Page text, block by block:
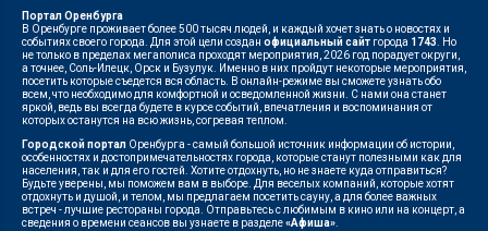
Портал Оренбурга
В Оренбурге проживает более 500 тысяч людей, и каждый хочет знать о новостях и
событиях своего города. Для этой цели создан официальный сайт города 1743 . Но
не только в пределах мегаполиса проходят мероприятия, 2026 год порадует округи,
а точнее, Соль-Илецк, Орск и Бузулук. Именно в них пройдут некоторые мероприятия,
посетить которые съедется вся область. В онлайн-режиме вы сможете узнать обо
всем, что необходимо для комфортной и осведомленной жизни. С нами она станет
яркой, ведь вы всегда будете в курсе событий, впечатления и воспоминания от
которых останутся на всю жизнь, согревая теплом.
Городской портал Оренбурга - самый большой источник информации об истории,
особенностях и достопримечательностях города, которые станут полезными как для
населения, так и для его гостей. Хотите отдохнуть, но не знаете куда отправиться?
Будьте уверены, мы поможем вам в выборе. Для веселых компаний, которые хотят
отдохнуть и душой, и телом, мы предлагаем посетить сауну, а для более важных
встреч - лучшие рестораны города. Отправьтесь с любимым в кино или на концерт, а
сведения о времени сеансов вы узнаете в разделе«Афиша»